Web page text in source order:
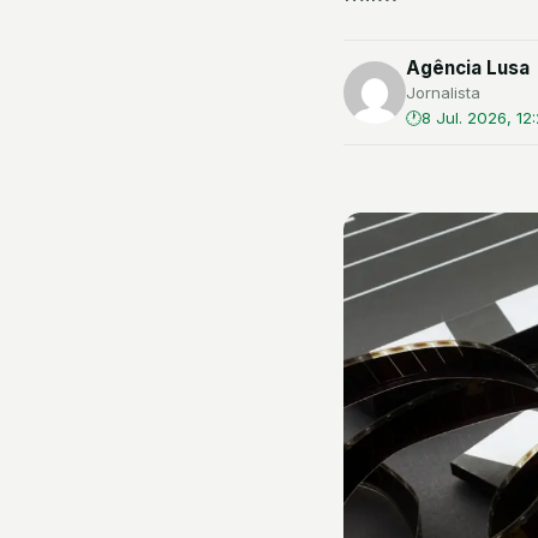
Agência Lusa
Jornalista
8 Jul. 2026,